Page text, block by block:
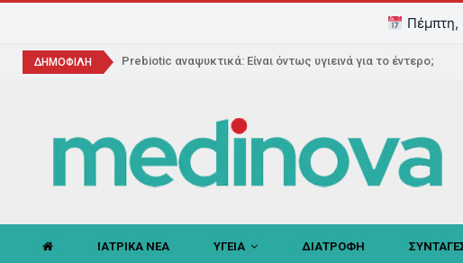
Πέμπτη,
ΔΗΜΟΦΙΛΗ Prebiotic αναψυκτικά: Είναι όντως υγιεινά για το έντερο;
ΙΑΤΡΙΚΑ ΝΕΑ ΥΓΕΙΑ ΔΙΑΤΡΟΦΗ